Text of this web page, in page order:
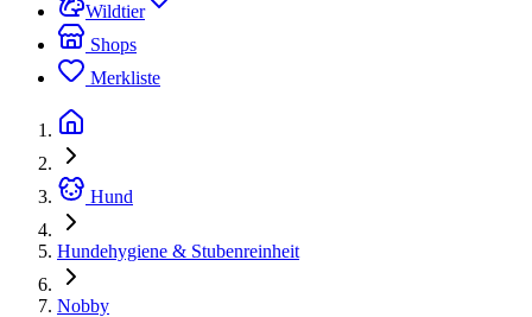
Wildtier
Shops
Merkliste
Hund
Hundehygiene & Stubenreinheit
Nobby